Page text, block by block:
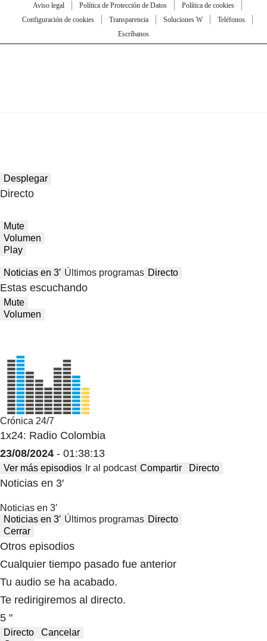
Aviso legal Política de Protección de Datos
Política de cookies
Configuración de cookies
Transparencia Soluciones W
Teléfonos
Escríbanos
Desplegar
Directo
Mute
Volumen
Play
Noticias en 3′ Últimos programas Directo
Estas escuchando
Mute
Volumen
Crónica 24/7
1x24: Radio Colombia
23/08/2024 - 01:38:13
Ver más episodios Ir al podcast Compartir Directo
Noticias en 3′
Noticias en 3′
Noticias en 3′ Últimos programas Directo
Cerrar
Otros episodios
Cualquier tiempo pasado fue anterior
Tu audio se ha acabado.
Te redirigiremos al directo.
5 "
Directo
Cancelar